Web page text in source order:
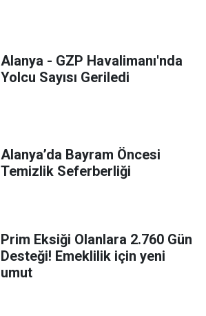
Alanya - GZP Havalimanı'nda
Yolcu Sayısı Geriledi
Alanya’da Bayram Öncesi
Temizlik Seferberliği
Prim Eksiği Olanlara 2.760 Gün
Desteği! Emeklilik için yeni
umut